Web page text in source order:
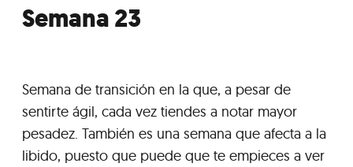
Semana 23
Semana de transición en la que, a pesar de
sentirte ágil, cada vez tiendes a notar mayor
pesadez. También es una semana que afecta a la
libido, puesto que puede que te empieces a ver